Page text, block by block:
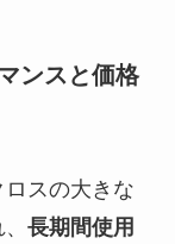
ンスと価格
スの大きな
長期間使用